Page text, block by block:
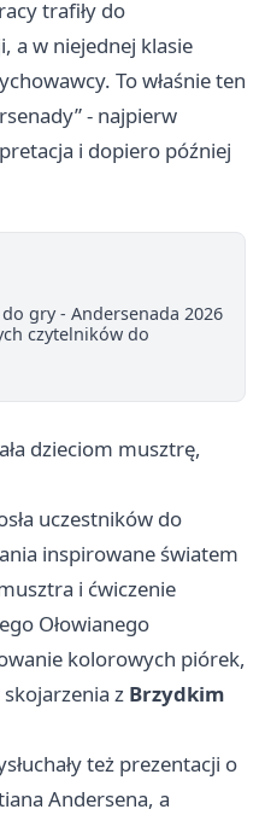
trafiły do
a w niejednej klasie
To właśnie ten
- najpierw
i dopiero później
gry - Andersenada 2026
czytelników do
dzieciom musztrę,
uczestników do
inspirowane światem
i ćwiczenie
Ołowianego
kolorowych piórek,
z Brzydkim
też prezentacji o
Andersena, a